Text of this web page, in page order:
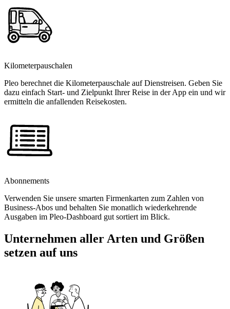
Kilometerpauschalen
Pleo berechnet die Kilometerpauschale auf Dienstreisen. Geben Sie
dazu einfach Start- und Zielpunkt Ihrer Reise in der App ein und wir
ermitteln die anfallenden Reisekosten.
Abonnements
Verwenden Sie unsere smarten Firmenkarten zum Zahlen von
Business-Abos und behalten Sie monatlich wiederkehrende
Ausgaben im Pleo-Dashboard gut sortiert im Blick.
Unternehmen aller Arten und Größen
setzen auf uns